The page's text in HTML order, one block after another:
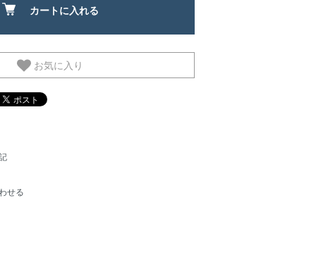
カートに入れる
お気に入り
せる